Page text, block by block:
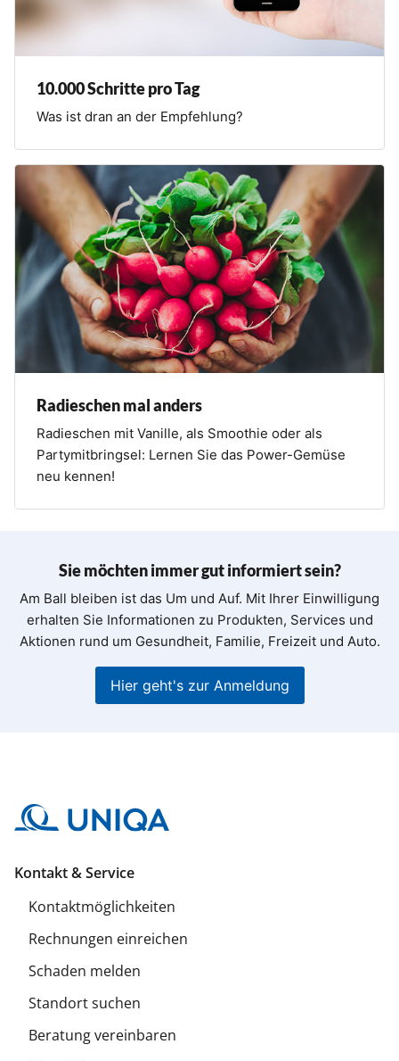
10.000 Schritte pro Tag
Was ist dran an der Empfehlung?
Radieschen mal anders
Radieschen mit Vanille, als Smoothie oder als
Partymitbringsel: Lernen Sie das Power-Gemüse
neu kennen!
Sie möchten immer gut informiert sein?
Am Ball bleiben ist das Um und Auf. Mit Ihrer Einwilligung
erhalten Sie Informationen zu Produkten, Services und
Aktionen rund um Gesundheit, Familie, Freizeit und Auto.
Hier geht's zur Anmeldung
Kontakt & Service
Kontaktmöglichkeiten
Rechnungen einreichen
Schaden melden
Standort suchen
Beratung vereinbaren